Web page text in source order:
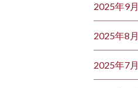
2025年9月
2025年8月
2025年7月